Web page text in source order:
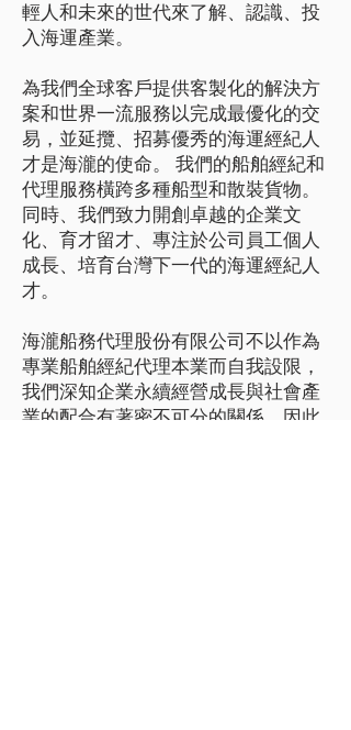
輕人和未來的世代來了解、認識、投
入海運產業。
為我們全球客戶提供客製化的解決方
案和世界一流服務以完成最優化的交
易，並延攬、招募優秀的海運經紀人
才是海瀧的使命。 我們的船舶經紀和
代理服務橫跨多種船型和散裝貨物。
同時、我們致力開創卓越的企業文
化、育才留才、專注於公司員工個人
成長、培育台灣下一代的海運經紀人
才。
海瀧船務代理股份有限公司不以作為
專業船舶經紀代理本業而自我設限，
我們深知企業永續經營成長與社會產
業的配合有著密不可分的關係，因此